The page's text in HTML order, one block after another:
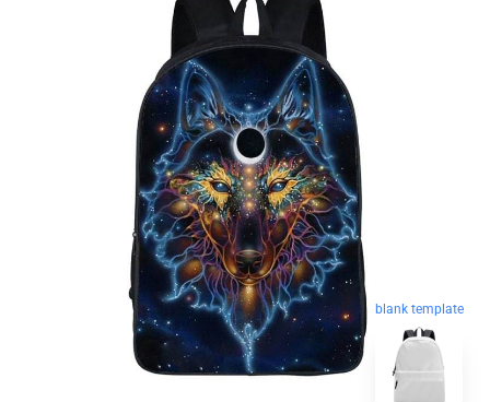
blank template